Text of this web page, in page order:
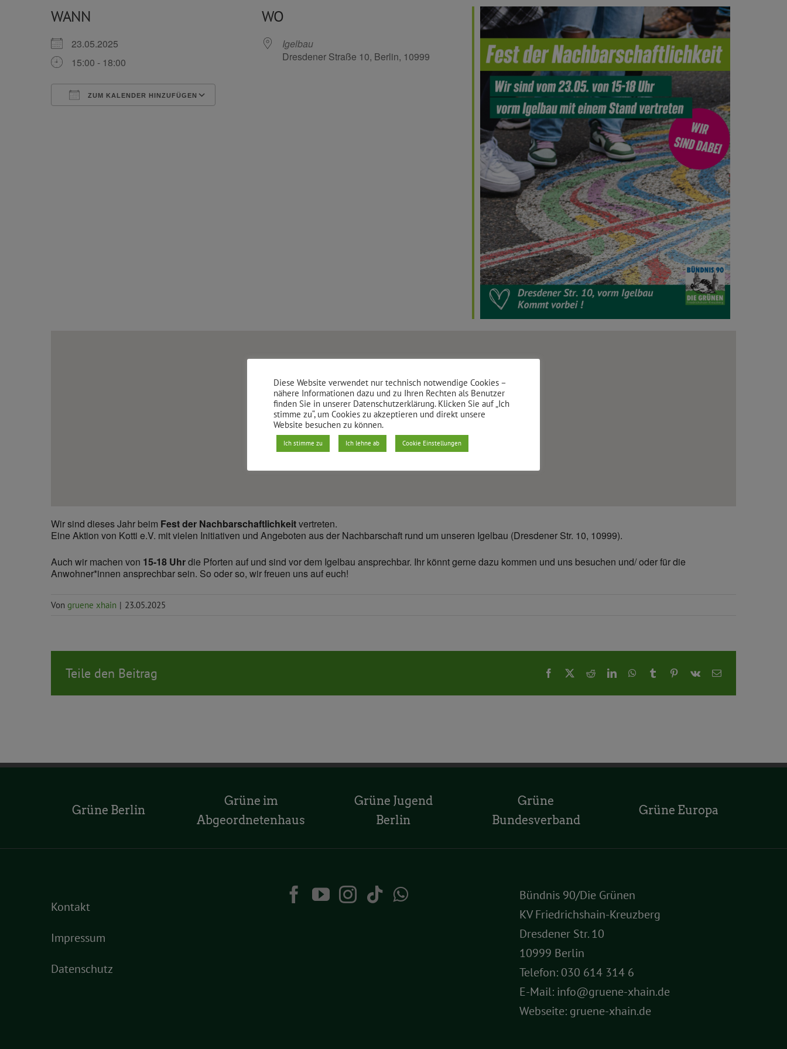
WANN
23.05.2025
15:00 - 18:00
ZUM KALENDER HINZUFÜGEN
Office 365 Outlook Live
WO
Igelbau
Dresdener Straße 10, Berlin, 10999
Igelbau
Dresdener Straße 10 - Berlin
Veranstaltungen anzeigen
Wir sind dieses Jahr beim Fest der Nachbarschaftlichkeitvertreten.
Eine Aktion von Kotti e.V. mit vielen Initiativen und Angeboten aus der Nachbarschaft rund um unseren Igelbau (Dresdener Str. 10, 10999).
Auch wir machen von 15-18 Uhrdie Pforten auf und sind vor dem Igelbau ansprechbar. Ihr könnt gerne dazu kommen und uns besuchen und/ oder für die
Anwohner*innen ansprechbar sein. So oder so, wir freuen uns auf euch!
Von gruene xhain | 23.05.2025
Teile den Beitrag Facebook RedditLinkedInWhatsApp
Tumblr Pinterest
Vk
E-
Grüne Berlin
Grüne im
Abgeordnetenhaus
Grüne Jugend
Berlin
Grüne
Bundesverband
Grüne Europa
Kontakt
Impressum
Datenschutz
Bündnis 90/Die Grünen
KV Friedrichshain-Kreuzberg
Dresdener Str. 10
10999 Berlin
Telefon: 030 614 314 6
E-Mail: info@gruene-xhain.de
Webseite: gruene-xhain.de
Diese Website verwendet nur technisch notwendige Cookies –
nähere Informationen dazu und zu Ihren Rechten als Benutzer
finden Sie in unserer Datenschutzerklärung. Klicken Sie auf „Ich
stimme zu“, um Cookies zu akzeptieren und direkt unsere
Website besuchen zu können.
Ich stimme zu Ich lehne ab Cookie Einstellungen